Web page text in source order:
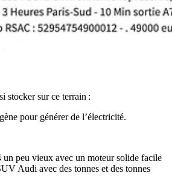
stocker sur ce terrain :
pour générer de l’électricité.
un peu vieux avec un moteur solide facile
Audi avec des tonnes et des tonnes